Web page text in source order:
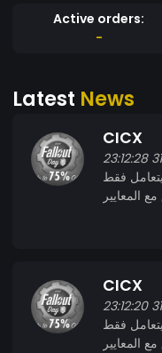
Active orders:
-
Latest News
CICX
23:12:28
فقط
المعايير
CICX
23:12:20
فقط
المعايير